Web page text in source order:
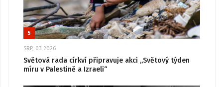
5
SRP, 03 2026
Světová rada církví připravuje akci „Světový týden
míru v Palestině a Izraeli“